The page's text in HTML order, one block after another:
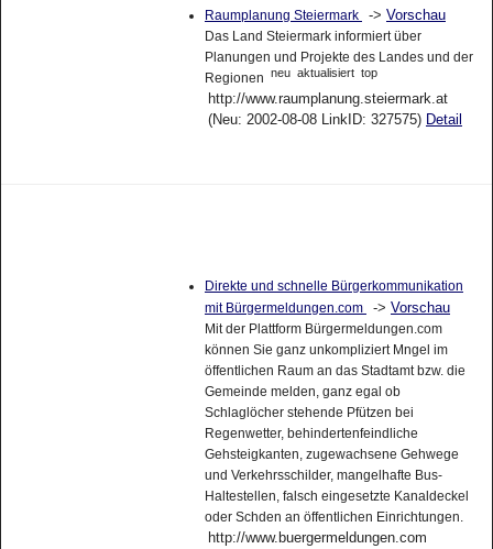
Das Land Steiermark informiert über
Planungen und Projekte des Landes und der
Regionen neu aktualisiert top
http://www.raumplanung.steiermark.at
(Neu: 2002-08-08 LinkID: 327575)Detail
mit Bürgermeldungen.com ->Vorschau
Mit der Plattform Bürgermeldungen.com
können Sie ganz unkompliziert Mngel im
öffentlichen Raum an das Stadtamt bzw. die
Gemeinde melden, ganz egal ob
Schlaglöcher stehende Pfützen bei
Regenwetter, behindertenfeindliche
Gehsteigkanten, zugewachsene Gehwege
und Verkehrsschilder, mangelhafte Bus-
Haltestellen, falsch eingesetzte Kanaldeckel
oder Schden an öffentlichen Einrichtungen.
http://www.buergermeldungen.com
(Neu: Die , 26.Mar 2013 LinkID: 2844955)